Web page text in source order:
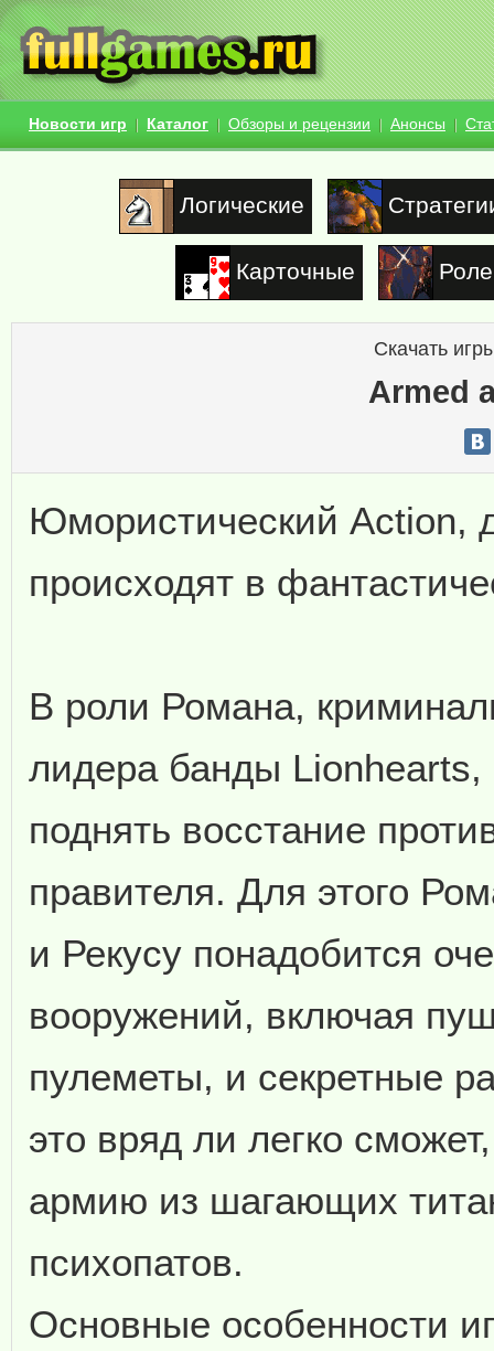
Новости игр Каталог Обзоры и рецензии Анонсы
Логические
Карточные
Скачать
Armed
Юмористический Action,
происходят в
В роли Романа,
лидера банды Lionhearts,
поднять восстание
правителя. Для этого
и Рекусу понадобится
вооружений, включая
пулеметы, и секретные
это вряд ли легко
армию из шагающих
психопатов.
Основные особенности